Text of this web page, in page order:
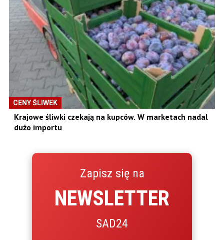
CENY ŚLIWEK
Krajowe śliwki czekają na kupców. W marketach nadal
dużo importu
Zapisz się na
NEWSLETTER
SAD24